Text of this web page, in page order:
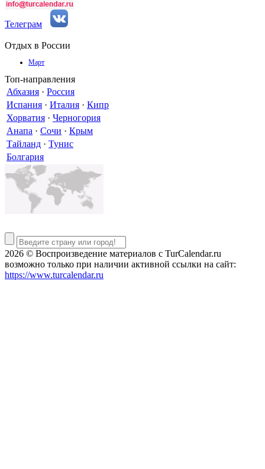
Телеграм
Отдых в России
Март
Топ-направления
Абхазия · Россия
Испания · Италия · Кипр
Хорватия · Черногория
Анапа · Сочи · Крым
Тайланд · Тунис
Болгария
2026 © Воспроизведение материалов c TurCalendar.ru
возможно только при наличии активной ссылки на сайт:
https://www.turcalendar.ru